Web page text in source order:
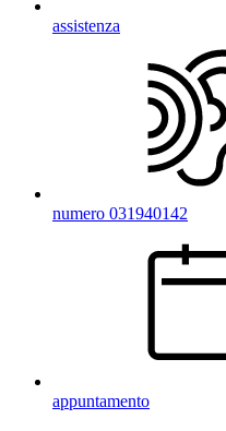
assistenza
numero 031940142
appuntamento